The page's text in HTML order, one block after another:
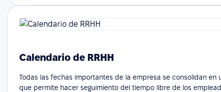
Calendario de RRHH
Todas las fechas importantes de la empresa se consolidan en
que permite hacer seguimiento del tiempo libre de los